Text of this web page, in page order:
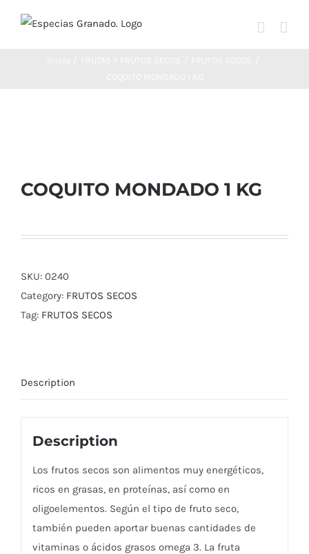
COQUITO MONDADO 1 KG
SKU: 0240
Category: FRUTOS SECOS
Tag: FRUTOS SECOS
Description
Description
Los frutos secos son alimentos muy energéticos,
ricos en grasas, en proteínas, así como en
oligoelementos. Según el tipo de fruto seco,
también pueden aportar buenas cantidades de
vitaminas o ácidos grasos omega 3. La fruta